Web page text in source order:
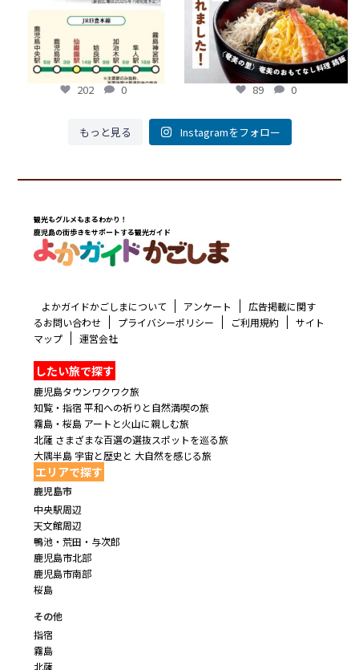
202 0 89 0
もっと見る Instagramをフォロー
観光もグルメもまるわかり！
鹿児島の街歩きをサポートする観光ガイド
よかガイドかごしまについて アンケート
広告掲載に関す
るお問い合わせ
プライバシーポリシー ご利用規約
サイト
マップ
運営会社
したい旅で探す
鹿児島タウンワクワク旅
知覧・指宿 平和への祈りと自然満喫の旅
霧島・桜島 アートと火山に親しむ旅
北薩 さまざまな百選の選抜スポットを巡る旅
大隅半島 宇宙と歴史と 大自然を感じる旅
エリアで探す
鹿児島市
中央駅周辺
天文館周辺
鴨池・荒田・与次郎
鹿児島市北部
鹿児島市南部
桜島
その他
指宿
霧島
北薩